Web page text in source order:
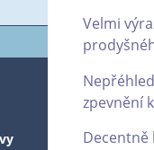
Velmi
zpevnění
Decentně